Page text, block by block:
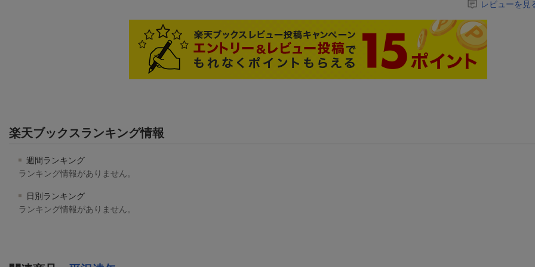
レビューを見
楽天ブックスランキング情報
週間ランキング
ランキング情報がありません。
日別ランキング
ランキング情報がありません。